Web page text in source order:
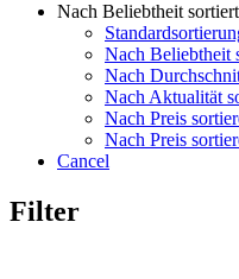
Nach Beliebtheit sortiert
Nach Beliebtheit
Nach
Nach Aktualität
Nach Preis
Nach Preis
Cancel
Filter